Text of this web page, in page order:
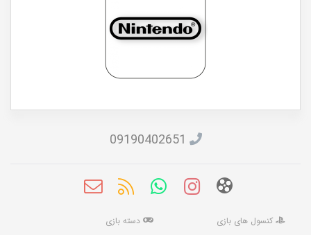
09190402651
کنسول های بازی
دسته بازی